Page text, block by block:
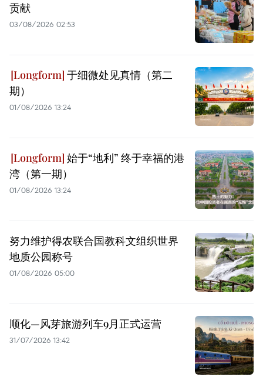
贡献
03/08/2026 02:53
于细微处见真情（第二
期）
01/08/2026 13:24
始于“地利” 终于幸福的港
湾（第一期）
01/08/2026 13:24
努力维护得农联合国教科文组织世界
地质公园称号
01/08/2026 05:00
顺化—风芽旅游列车9月正式运营
31/07/2026 13:42